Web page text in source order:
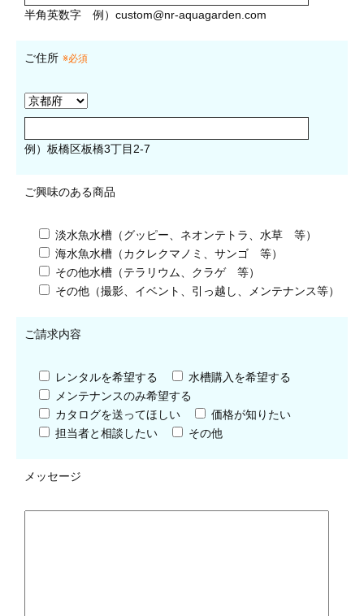
半角英数字 例） custom@nr-aquagarden.com
ご住所 ※必須
例）板橋区板橋3丁目2-7
ご興味のある商品
淡水魚水槽（グッピー、ネオンテトラ、水草 等）
海水魚水槽（カクレクマノミ、サンゴ 等）
その他水槽（テラリウム、クラゲ 等）
その他（撮影、イベント、引っ越し、メンテナンス等）
ご請求内容
レンタルを希望する
水槽購入を希望する
メンテナンスのみ希望する
カタログを送ってほしい
価格が知りたい
担当者と相談したい
その他
メッセージ